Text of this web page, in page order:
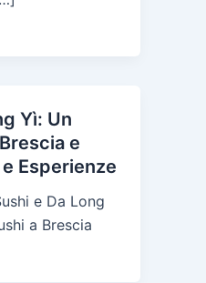
Yì: Un
e
Esperienze
e Da Long
a Brescia